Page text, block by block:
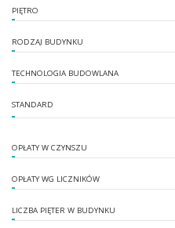
PIĘTRO
RODZAJ BUDYNKU
TECHNOLOGIA BUDOWLANA
STANDARD
OPŁATY W CZYNSZU
OPŁATY WG LICZNIKÓW
LICZBA PIĘTER W BUDYNKU